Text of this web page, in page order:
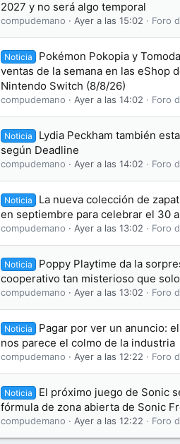
2027 y no será algo temporal
compudemano Ayer a las 15:02 Foro
Noticia
Pokémon Pokopia y
ventas de la semana en las eShop
Nintendo Switch (8/8/26)
compudemano Ayer a las 14:02 Foro
Noticia
Lydia Peckham también
según Deadline
compudemano Ayer a las 14:02 Foro
Noticia
La nueva colección de
en septiembre para celebrar el 30
compudemano Ayer a las 13:02 Foro
Noticia
Poppy Playtime da la
cooperativo tan misterioso que
compudemano Ayer a las 13:02 Foro
Noticia
Pagar por ver un anuncio:
nos parece el colmo de la industria
compudemano Ayer a las 12:22 Foro
Noticia
El próximo juego de Sonic
fórmula de zona abierta de Sonic
compudemano Ayer a las 12:22 Foro